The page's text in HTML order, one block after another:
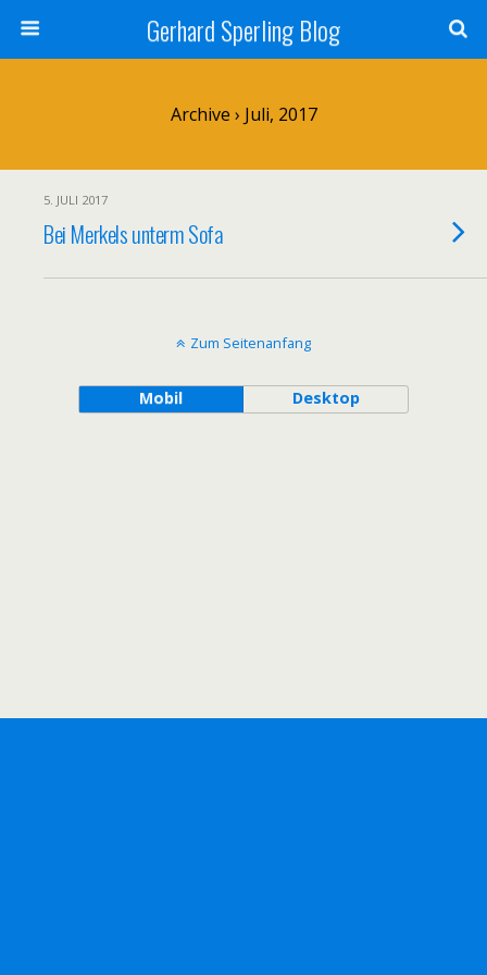
Gerhard Sperling Blog
Archive › Juli, 2017
5. JULI 2017
Bei Merkels unterm Sofa
Zum Seitenanfang
Mobil Desktop